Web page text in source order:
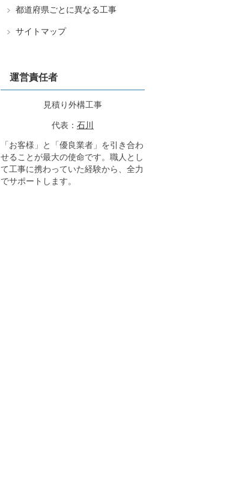
都道府県ごとに異なる工事
サイトマップ
運営責任者
見積り外構工事
代表： 石川
「お客様」と「優良業者」を引き合わ
せることが最大の使命です。職人とし
て工事に携わっていた経験から、全力
でサポートします。